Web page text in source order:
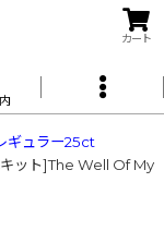
カート
ギュラー25ct
ット]The Well Of My